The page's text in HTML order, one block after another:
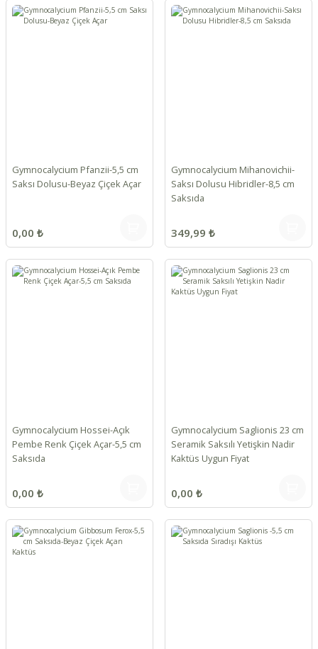
Gymnocalycium Pfanzii-5,5 cm
Saksı Dolusu-Beyaz Çiçek Açar
0,00 ₺
Gymnocalycium Mihanovichii-
Saksı Dolusu Hibridler-8,5 cm
Saksıda
349,99 ₺
Gymnocalycium Hossei-Açık
Pembe Renk Çiçek Açar-5,5 cm
Saksıda
0,00 ₺
Gymnocalycium Saglionis 23 cm
Seramik Saksılı Yetişkin Nadir
Kaktüs Uygun Fiyat
0,00 ₺